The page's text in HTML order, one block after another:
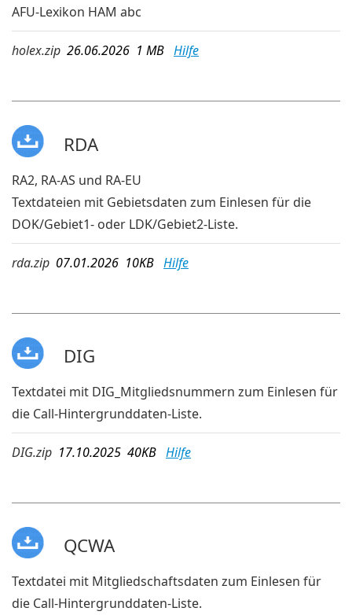
AFU-Lexikon HAM abc
holex.zip 26.06.2026 1 MB Hilfe
RDA
RA2, RA-AS und RA-EU
Textdateien mit Gebietsdaten zum Einlesen für die
DOK/Gebiet1- oder LDK/Gebiet2-Liste.
rda.zip 07.01.2026 10KB Hilfe
DIG
Textdatei mit DIG_Mitgliedsnummern zum Einlesen für
die Call-Hintergrunddaten-Liste.
DIG.zip 17.10.2025 40KB Hilfe
QCWA
Textdatei mit Mitgliedschaftsdaten zum Einlesen für
die Call-Hintergrunddaten-Liste.